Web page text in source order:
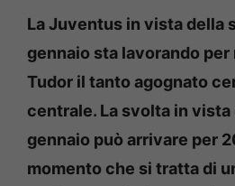
La Juventus in vista della
gennaio sta lavorando per
Tudor il tanto agognato
centrale. La svolta in
gennaio può arrivare per
momento che si tratta di